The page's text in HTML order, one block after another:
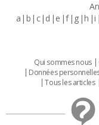
a b c d e f g h i
Qui sommes nous
Données
Tous les articles